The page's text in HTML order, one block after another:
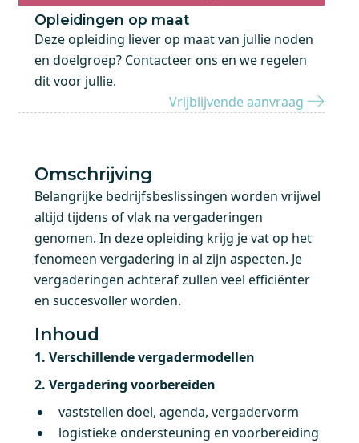
Opleidingen op maat
Deze opleiding liever op maat van jullie noden
en doelgroep? Contacteer ons en we regelen
dit voor jullie.
Vrijblijvende aanvraag
Omschrijving
Belangrijke bedrijfsbeslissingen worden vrijwel
altijd tijdens of vlak na vergaderingen
genomen. In deze opleiding krijg je vat op het
fenomeen vergadering in al zijn aspecten. Je
vergaderingen achteraf zullen veel efficiënter
en succesvoller worden.
Inhoud
1. Verschillende vergadermodellen
2. Vergadering voorbereiden
vaststellen doel, agenda, vergadervorm
logistieke ondersteuning en voorbereiding